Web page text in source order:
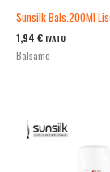
Sunsilk Bals.200Ml
1,94 € IVATO
Balsamo